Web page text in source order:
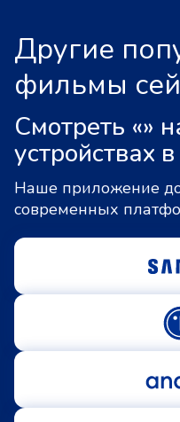
Другие
фильмы
Смотреть «»
устройствах
Наше приложение
современных